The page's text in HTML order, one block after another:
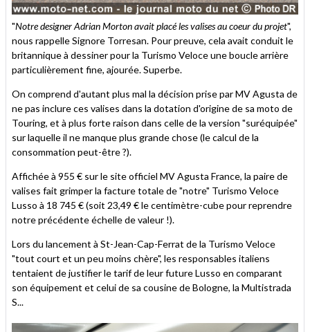
"Notre designer Adrian Morton avait placé les valises au coeur du projet",
nous rappelle Signore Torresan. Pour preuve, cela avait conduit le
britannique à dessiner pour la Turismo Veloce une boucle arrière
particulièrement fine, ajourée. Superbe.
On comprend d'autant plus mal la décision prise par MV Agusta de
ne pas inclure ces valises dans la dotation d'origine de sa moto de
Touring, et à plus forte raison dans celle de la version "suréquipée"
sur laquelle il ne manque plus grande chose (le calcul de la
consommation peut-être ?).
Affichée à 955 € sur le site officiel MV Agusta France, la paire de
valises fait grimper la facture totale de "notre" Turismo Veloce
Lusso à 18 745 € (soit 23,49 € le centimètre-cube pour reprendre
notre précédente échelle de valeur !).
Lors du lancement à St-Jean-Cap-Ferrat de la Turismo Veloce
"tout court et un peu moins chère", les responsables italiens
tentaient de justifier le tarif de leur future Lusso en comparant
son équipement et celui de sa cousine de Bologne, la Multistrada
S...